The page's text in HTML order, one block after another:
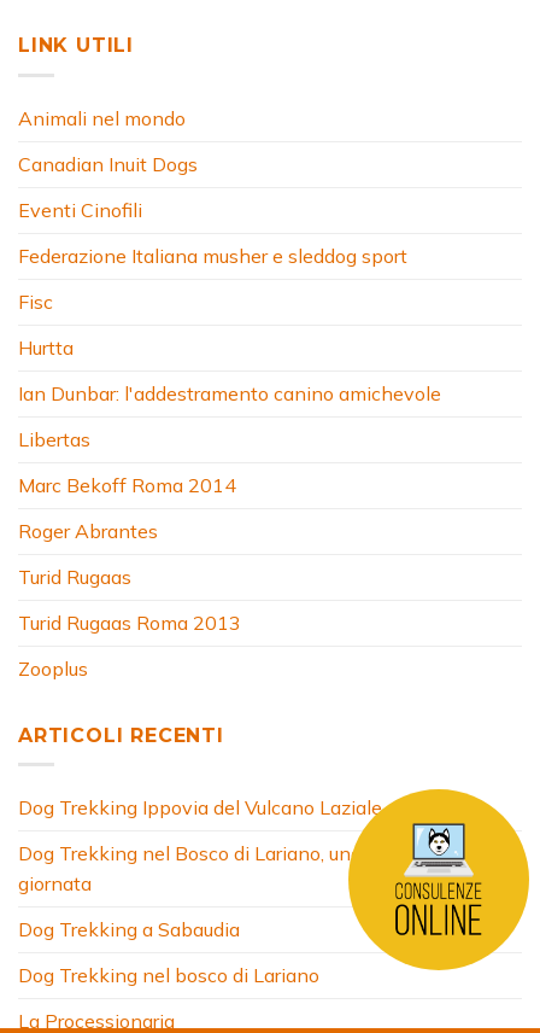
LINK UTILI
Animali nel mondo
Canadian Inuit Dogs
Eventi Cinofili
Federazione Italiana musher e sleddog sport
Fisc
Hurtta
Ian Dunbar: l'addestramento canino amichevole
Libertas
Marc Bekoff Roma 2014
Roger Abrantes
Turid Rugaas
Turid Rugaas Roma 2013
Zooplus
ARTICOLI RECENTI
Dog Trekking Ippovia del Vulcano Laziale
Dog Trekking nel Bosco di Lariano, una fantastica
giornata
Dog Trekking a Sabaudia
Dog Trekking nel bosco di Lariano
La Processionaria